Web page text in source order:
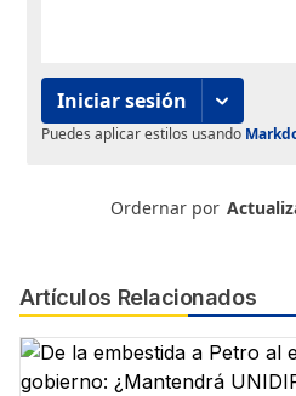
Artículos Relacionados